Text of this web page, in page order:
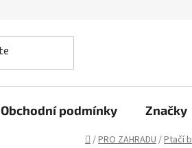
Obchodní podmínky Značky
Domů
/PRO ZAHRADU/Ptačí